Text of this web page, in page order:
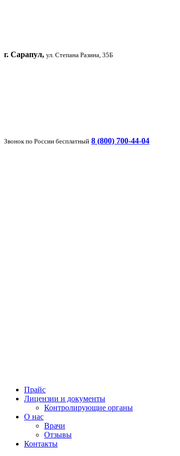
г. Сарапул, ул. Степана Разина, 35Б
Звонок по России бесплатный 8 (800) 700-44-04
Прайс
Лицензии и документы
Контролирующие органы
О нас
Врачи
Отзывы
Контакты